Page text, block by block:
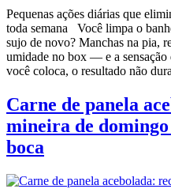
Pequenas ações diárias que
toda semana Você limpa o
sujo de novo? Manchas na pia,
umidade no box — e a sensação
você coloca, o resultado não
Carne de panela
mineira de
boca